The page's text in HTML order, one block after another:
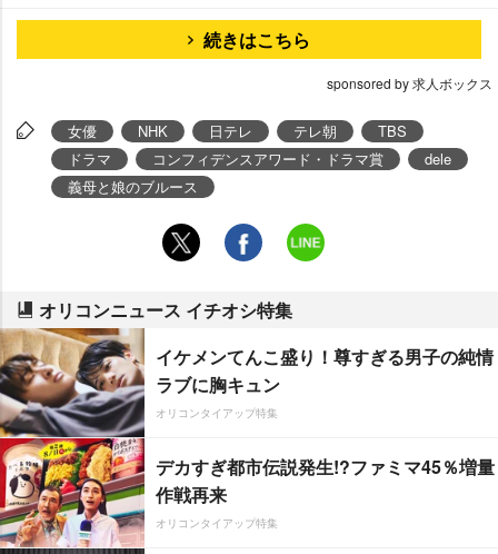
続きはこちら
sponsored by 求人ボックス
女優 NHK 日テレ テレ朝
TBS
ドラマ
コンフィデンスアワード・ドラマ賞
dele
義母と娘のブルース
オリコンニュース イチオシ特集
イケメンてんこ盛り！尊すぎる男子の純情
ラブに胸キュン
オリコンタイアップ特集
デカすぎ都市伝説発生!?ファミマ45％増量
作戦再来
オリコンタイアップ特集